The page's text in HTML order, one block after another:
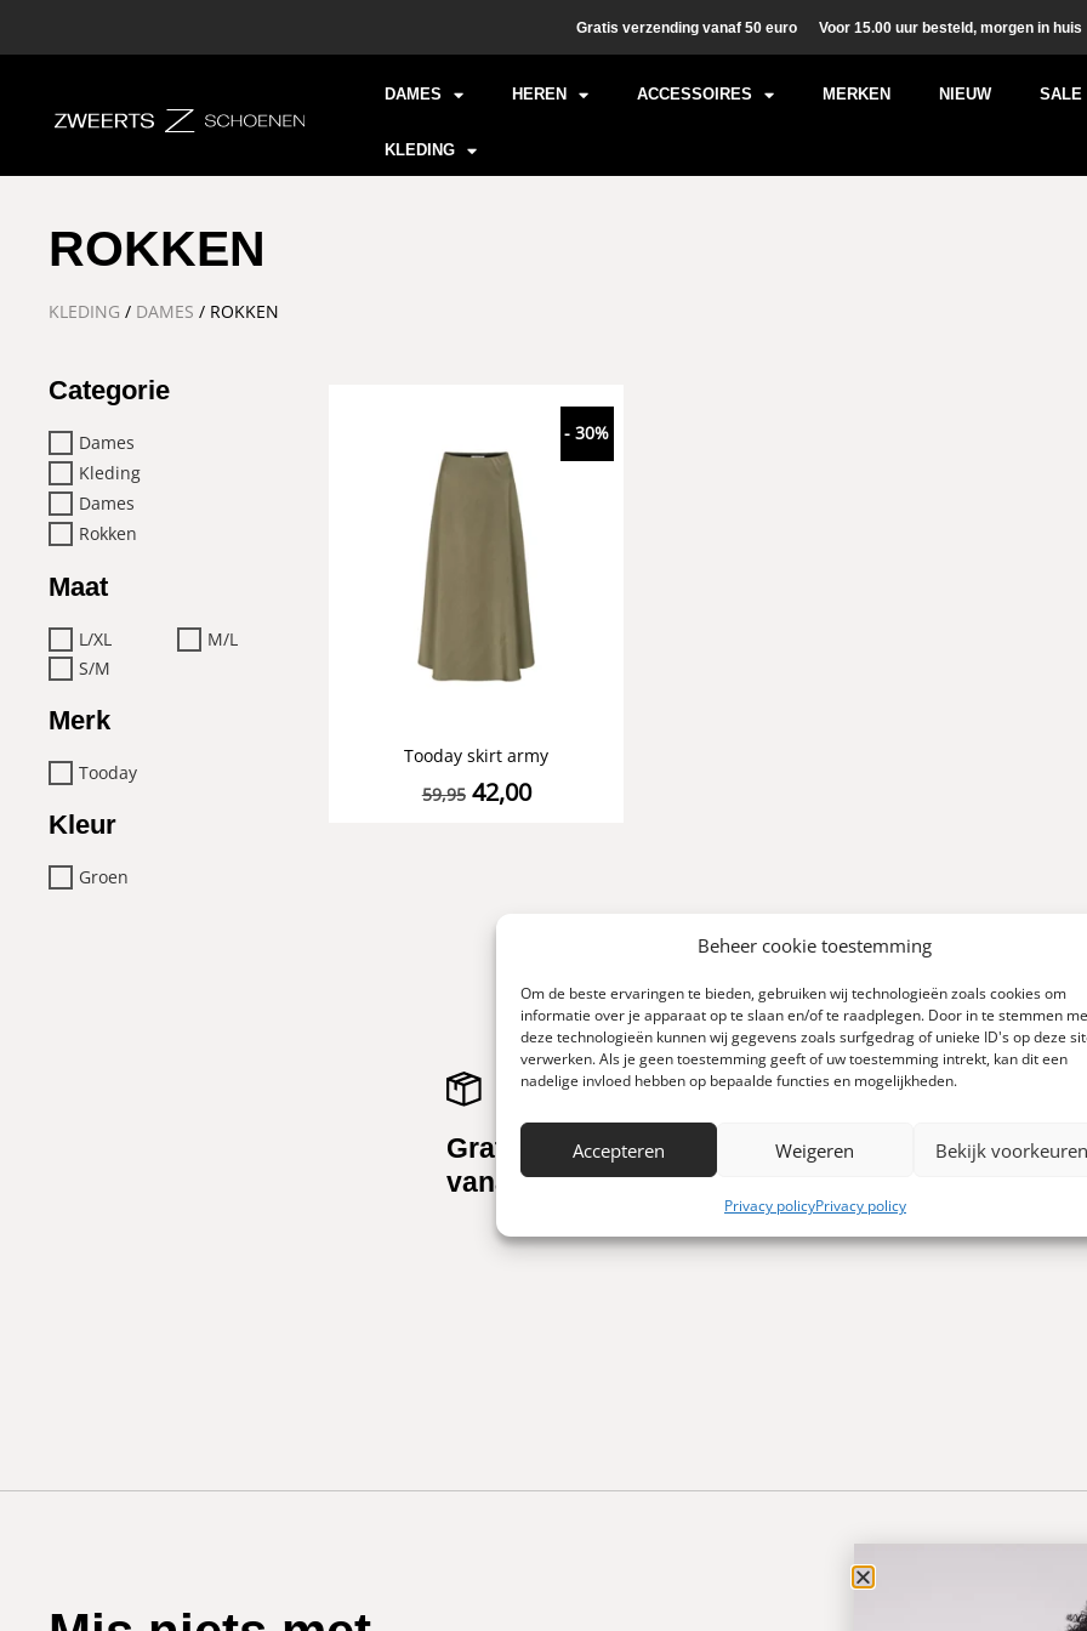
Beheer cookie toestemming
Om de beste ervaringen te bieden, gebruiken wij technologieën zoals cookies om
informatie over je apparaat op te slaan en/of te raadplegen. Door in te stemmen
deze technologieën kunnen wij gegevens zoals surfgedrag of unieke ID's op deze
verwerken. Als je geen toestemming geeft of uw toestemming intrekt, kan dit een
nadelige invloed hebben op bepaalde functies en mogelijkheden.
Accepteren Weigeren Bekijk voorkeuren
Privacy policyPrivacy policy
Gratis verzending vanaf 50 euro Voor 15.00 uur besteld, morgen in huis
DAMES HEREN ACCESSOIRES MERKEN NIEUW SALE
KLEDING
ROKKEN
KLEDING / DAMES / ROKKEN
Categorie
Dames
Kleding
Dames
Rokken
Maat
L/XL
M/L
S/M
Merk
Tooday
Kleur
Groen
- 30%
Tooday skirt army
59,95 42,00
Gratis verzending
vanaf 50 euro
Voor 15.00 uur